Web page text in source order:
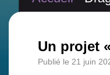
Un projet
Publié le 21 juin